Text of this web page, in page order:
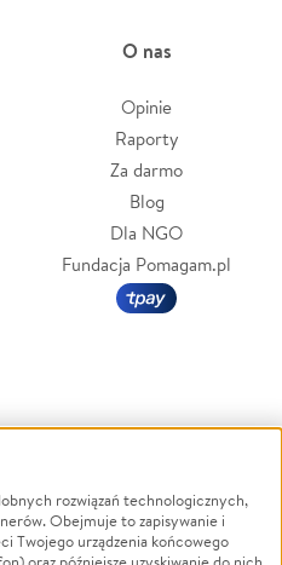
O nas
Opinie
Raporty
Za darmo
Blog
Dla NGO
Fundacja Pomagam.pl
Powódź
Wichura
rozwiązań technologicznych,
Obejmuje to zapisywanie i
Twojego urządzenia końcowego